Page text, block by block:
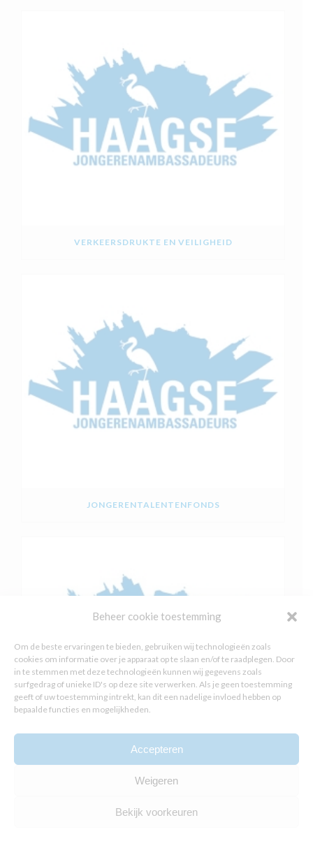
Beheer cookie toestemming
Om de beste ervaringen te bieden, gebruiken wij technologieën zoals
cookies om informatie over je apparaat op te slaan en/of te raadplegen. Door
in te stemmen met deze technologieën kunnen wij gegevens zoals
surfgedrag of unieke ID's op deze site verwerken. Als je geen toestemming
geeft of uw toestemming intrekt, kan dit een nadelige invloed hebben op
bepaalde functies en mogelijkheden.
Accepteren
Weigeren
Bekijk voorkeuren
VERKEERSDRUKTE EN VEILIGHEID
JONGERENTALENTENFONDS
OMGEVINGSVISIE DEN HAAG